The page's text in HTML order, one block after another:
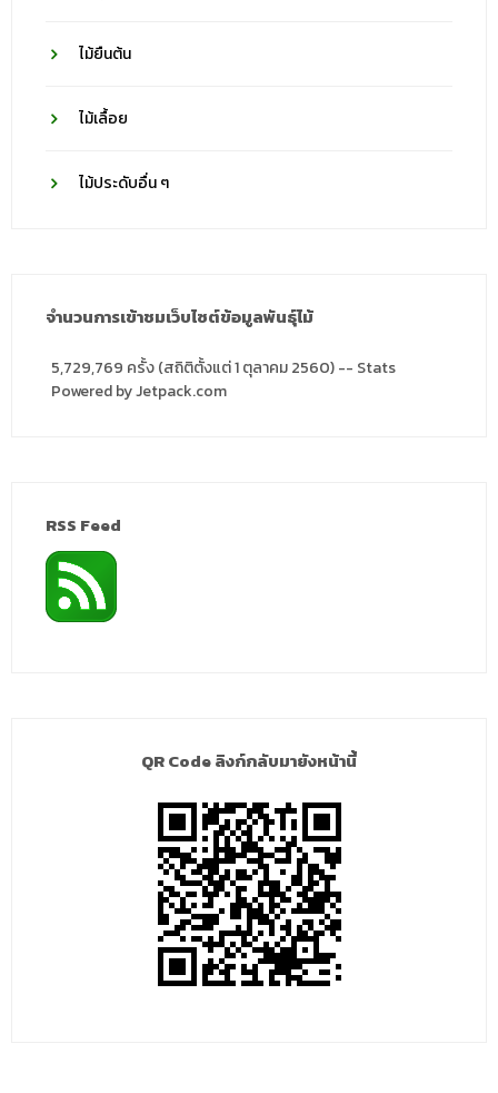
ไม้ยืนต้น
ไม้เลื้อย
ไม้ประดับอื่น ๆ
จำนวนการเข้าชมเว็บไซต์ข้อมูลพันธุ์ไม้
5,729,769 ครั้ง (สถิติตั้งแต่ 1 ตุลาคม 2560) -- Stats
Powered by Jetpack.com
RSS Feed
QR Code ลิงก์กลับมายังหน้านี้